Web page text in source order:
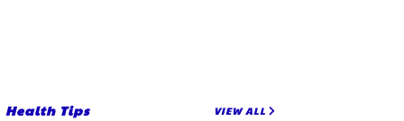
Health Tips VIEW ALL
Coconut Water